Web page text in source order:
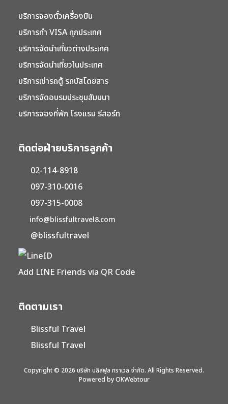
บริการจองตั๋วเครื่องบิน
บริการทำ VISA ทุกประเทศ
บริการจัดนำเที่ยวต่างประเทศ
บริการจัดนำเที่ยวในประเทศ
บริการเช่ารถตู้ รถบัสโดยสาร
บริการจัดอบรมประชุมสัมมนา
บริการจองที่พัก โรงแรม รีสอร์ท
ติดต่อฝ่ายบริการลูกค้า
02-114-8918
097-310-0016
097-315-0008
info@blissfultravel8.com
@blissfultravel
Add LINE Friends via QR Code
ติดตามเรา
Blissful Travel
Blissful Travel
Copyright © 2026 บริษัท บลิสฟูล ทราเวล จำกัด. All Rights Reserved.
Powered by OKWebtour